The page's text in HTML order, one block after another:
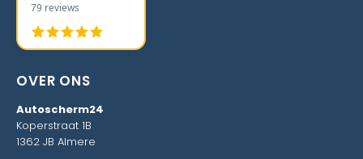
79 reviews
OVER ONS
Autoscherm24
Koperstraat 1B
1362 JB Almere